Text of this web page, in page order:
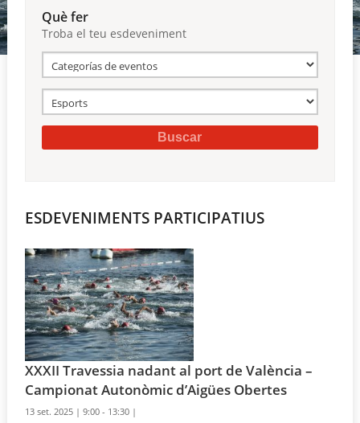
Reserves
Què fer
Troba el teu esdeveniment
ESDEVENIMENTS PARTICIPATIUS
XXXII Travessia nadant al port de València –
Campionat Autonòmic d’Aigües Obertes
13 set. 2025 |9:00 - 13:30 |